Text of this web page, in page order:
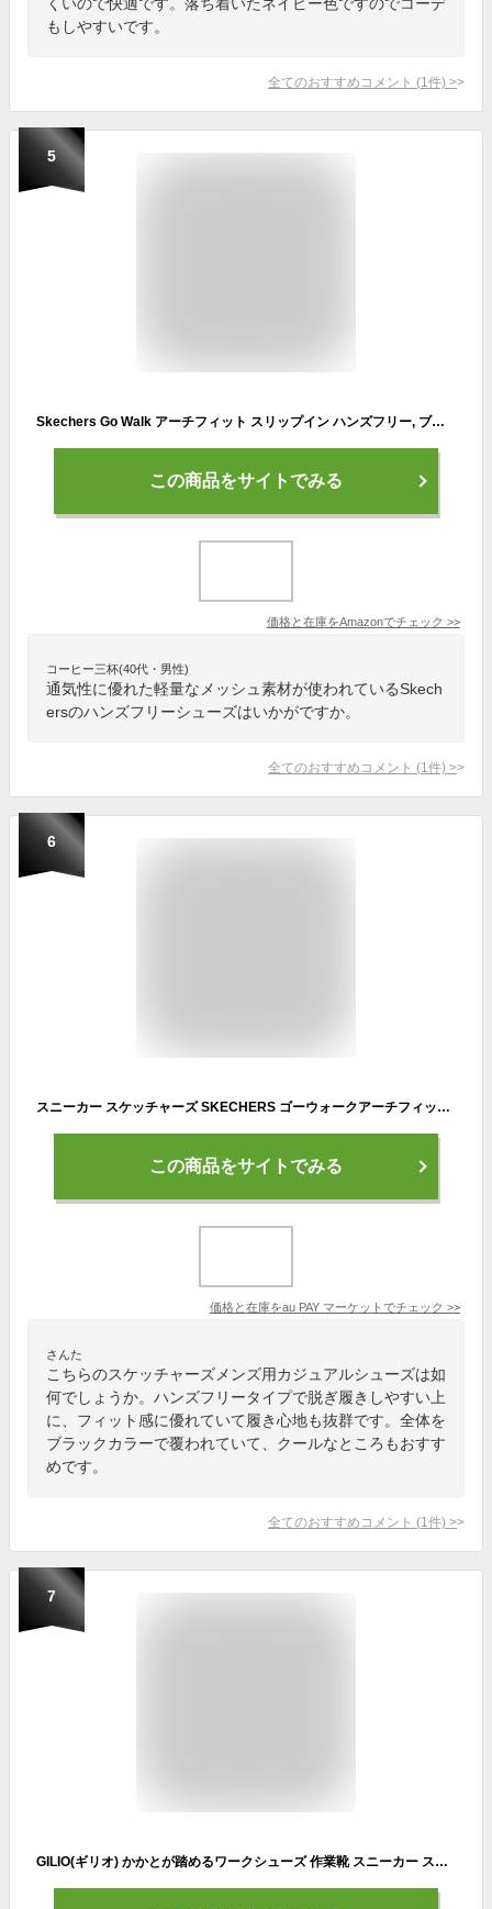
もしやすいです。
全てのおすすめコメント (1 件) >
5
Skechers Go Walk アーチフィット スリップイン ハンズフリー, ブラック, 24
この商品をサイトでみる
価格と在庫をAmazonでチェック >>
コーヒー三杯(40代・男性)
通気性に優れた軽量なメッシュ素材が使われているSkech
ersのハンズフリーシューズはいかがですか。
全てのおすすめコメント (1 件) >
6
スニーカー スケッチャーズ SKECHERS ゴーウォークアーチフィット ブラック 黒 216259-BBK メンズ シューズ 靴 23SS
この商品をサイトでみる
価格と在庫をau PAY マーケット でチェック >>
さんた
こちらのスケッチャーズメンズ用カジュアルシューズは如
何でしょうか。ハンズフリータイプで脱ぎ履きしやすい上
に、フィット感に優れていて履き心地も抜群です。全体を
ブラックカラーで覆われていて、クールなところもおすす
めです。
全てのおすすめコメント (1 件) >
7
GILIO(ギリオ) かかとが踏めるワークシューズ 作業靴 スニーカー スリッポン 室内 室外 軽作業 上履き 6408 ネイビー 26.5 cm